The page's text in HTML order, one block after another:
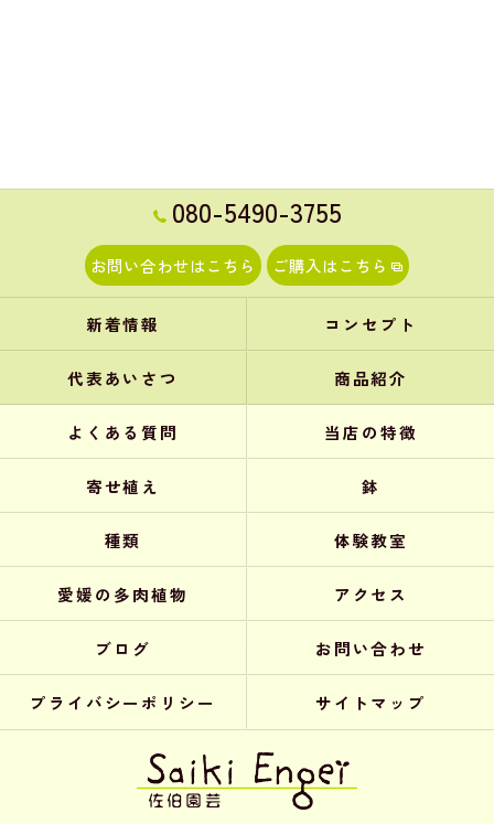
080-5490-3755
お問い合わせはこちら ご購入はこちら
新着情報 コンセプト
代表あいさつ 商品紹介
よくある質問 当店の特徴
寄せ植え 鉢
種類 体験教室
愛媛の多肉植物 アクセス
ブログ お問い合わせ
プライバシーポリシー サイトマップ